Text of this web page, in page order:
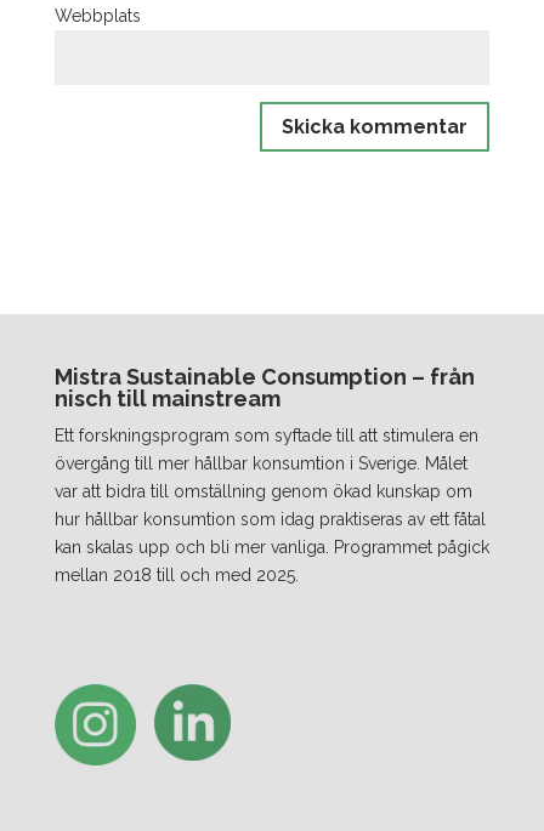
Webbplats
Mistra Sustainable Consumption – från
nisch till mainstream
Ett forskningsprogram som syftade till att stimulera en
övergång till mer hållbar konsumtion i Sverige. Målet
var att bidra till omställning genom ökad kunskap om
hur hållbar konsumtion som idag praktiseras av ett fåtal
kan skalas upp och bli mer vanliga. Programmet pågick
mellan 2018 till och med 2025.